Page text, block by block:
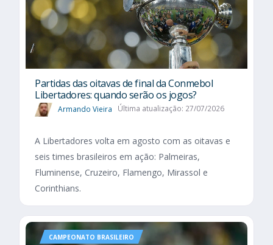
Partidas das oitavas de final da Conmebol
Libertadores: quando serão os jogos?
Armando Vieira Última atualização: 27/07/2026
A Libertadores volta em agosto com as oitavas e
seis times brasileiros em ação: Palmeiras,
Fluminense, Cruzeiro, Flamengo, Mirassol e
Corinthians.
CAMPEONATO BRASILEIRO